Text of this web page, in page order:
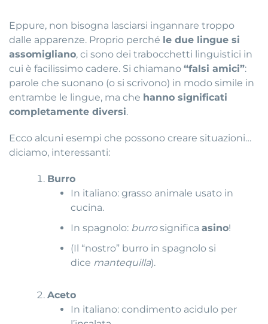
Eppure, non bisogna lasciarsi ingannare troppo
dalle apparenze. Proprio perché le due lingue si
assomigliano, ci sono dei trabocchetti linguistici in
cui è facilissimo cadere. Si chiamano “falsi amici”:
parole che suonano (o si scrivono) in modo simile in
entrambe le lingue, ma che hanno significati
completamente diversi.
Ecco alcuni esempi che possono creare situazioni…
diciamo, interessanti:
Burro
In italiano: grasso animale usato in
cucina.
In spagnolo: burrosignificaasino!
(Il “nostro” burro in spagnolo si
dice mantequilla).
Aceto
In italiano: condimento acidulo per